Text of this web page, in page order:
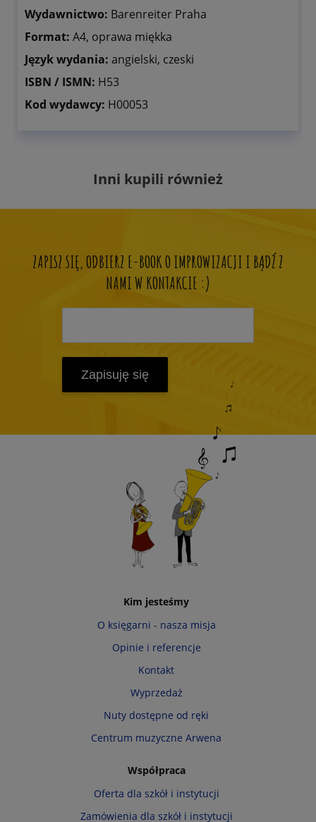
Wydawnictwo: Barenreiter Praha
Format: A4, oprawa miękka
Język wydania: angielski, czeski
ISBN / ISMN: H53
Kod wydawcy: H00053
Inni kupili również
ZAPISZ SIĘ, ODBIERZ E-BOOK O IMPROWIZACJI I BĄDŹ Z
NAMI W KONTAKCIE :)
Zapisuję się
Kim jesteśmy
O księgarni - nasza misja
Opinie i referencje
Kontakt
Wyprzedaż
Nuty dostępne od ręki
Centrum muzyczne Arwena
Współpraca
Oferta dla szkół i instytucji
Zamówienia dla szkół i instytucji